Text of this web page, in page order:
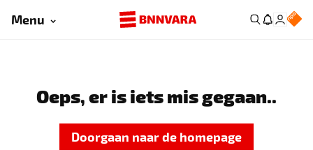
Menu
Oeps, er is iets mis gegaan..
Doorgaan naar de homepage